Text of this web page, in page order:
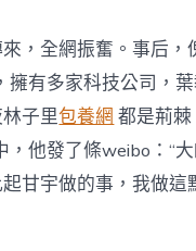
，全網振奮。事后，
擁有多家科技公司，
子里包養網 都是荊
，他發了條weibo：“
甘宇做的事，我做這